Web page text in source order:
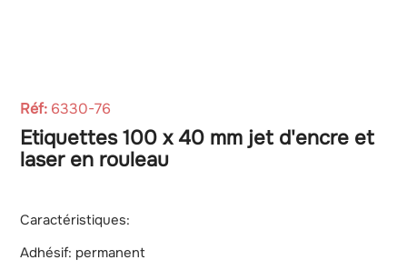
Réf: 6330-76
Etiquettes 100 x 40 mm jet d'encre et
laser en rouleau
Caractéristiques:
Adhésif: permanent